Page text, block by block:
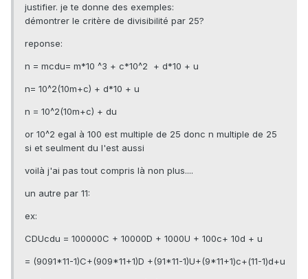
justifier. je te donne des exemples:
démontrer le critère de divisibilité par 25?
reponse:
n = mcdu= m*10 ^3 + c*10^2 + d*10 + u
n= 10^2(10m+c) + d*10 + u
n = 10^2(10m+c) + du
or 10^2 egal à 100 est multiple de 25 donc n multiple de 25
si et seulment du l'est aussi
voilà j'ai pas tout compris là non plus....
un autre par 11:
ex:
CDUcdu = 100000C + 10000D + 1000U + 100c+ 10d + u
= (9091*11-1)C+(909*11+1)D +(91*11-1)U+(9*11+1)c+(11-1)d+u